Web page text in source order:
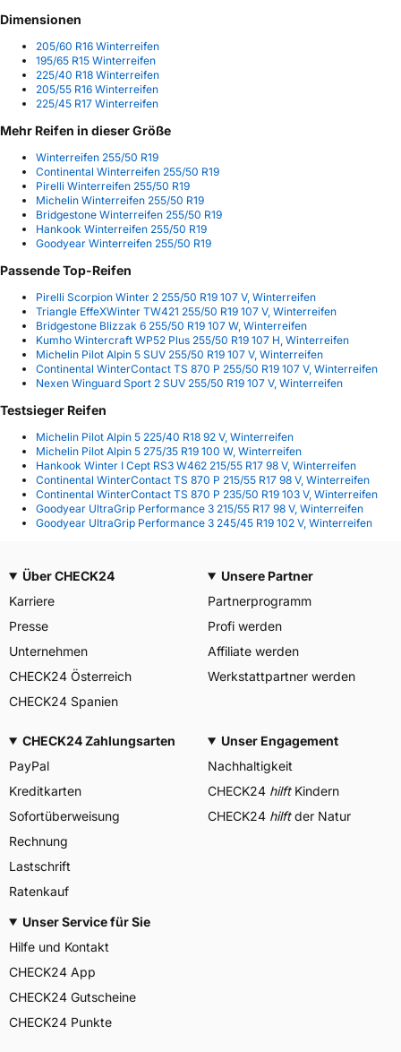
Dimensionen
205/60 R16 Winterreifen
195/65 R15 Winterreifen
225/40 R18 Winterreifen
205/55 R16 Winterreifen
225/45 R17 Winterreifen
Mehr Reifen in dieser Größe
Winterreifen 255/50 R19
Continental Winterreifen 255/50 R19
Pirelli Winterreifen 255/50 R19
Michelin Winterreifen 255/50 R19
Bridgestone Winterreifen 255/50 R19
Hankook Winterreifen 255/50 R19
Goodyear Winterreifen 255/50 R19
Passende Top-Reifen
Pirelli Scorpion Winter 2 255/50 R19 107 V, Winterreifen
Triangle EffeXWinter TW421 255/50 R19 107 V, Winterreifen
Bridgestone Blizzak 6 255/50 R19 107 W, Winterreifen
Kumho Wintercraft WP52 Plus 255/50 R19 107 H, Winterreifen
Michelin Pilot Alpin 5 SUV 255/50 R19 107 V, Winterreifen
Continental WinterContact TS 870 P 255/50 R19 107 V, Winterreifen
Nexen Winguard Sport 2 SUV 255/50 R19 107 V, Winterreifen
Testsieger Reifen
Michelin Pilot Alpin 5 225/40 R18 92 V, Winterreifen
Michelin Pilot Alpin 5 275/35 R19 100 W, Winterreifen
Hankook Winter I Cept RS3 W462 215/55 R17 98 V, Winterreifen
Continental WinterContact TS 870 P 215/55 R17 98 V, Winterreifen
Continental WinterContact TS 870 P 235/50 R19 103 V, Winterreifen
Goodyear UltraGrip Performance 3 215/55 R17 98 V, Winterreifen
Goodyear UltraGrip Performance 3 245/45 R19 102 V, Winterreifen
Über CHECK24
Karriere
Presse
Unternehmen
CHECK24 Österreich
CHECK24 Spanien
Unsere Partner
Partnerprogramm
Profi werden
Affiliate werden
Werkstattpartner werden
CHECK24 Zahlungsarten
PayPal
Kreditkarten
Sofortüberweisung
Rechnung
Lastschrift
Ratenkauf
Unser Engagement
Nachhaltigkeit
CHECK24 hilftKindern
CHECK24 hilftder Natur
Unser Service für Sie
Hilfe und Kontakt
CHECK24 App
CHECK24 Gutscheine
CHECK24 Punkte